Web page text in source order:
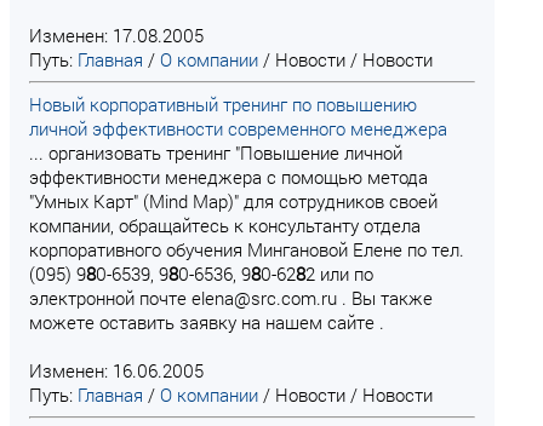
Изменен: 17.08.2005
Путь: Главная / О компании / Новости / Новости
Новый корпоративный тренинг по повышению
личной эффективности современного менеджера
... организовать тренинг "Повышение личной
эффективности менеджера с помощью метода
"Умных Карт" (Mind Map)" для сотрудников своей
компании, обращайтесь к консультанту отдела
корпоративного обучения Мингановой Елене по тел.
(095) 980-6539, 980-6536, 980-6282 или по
электронной почте elena@src.com.ru . Вы также
можете оставить заявку на нашем сайте .
Изменен: 16.06.2005
Путь: Главная / О компании / Новости / Новости